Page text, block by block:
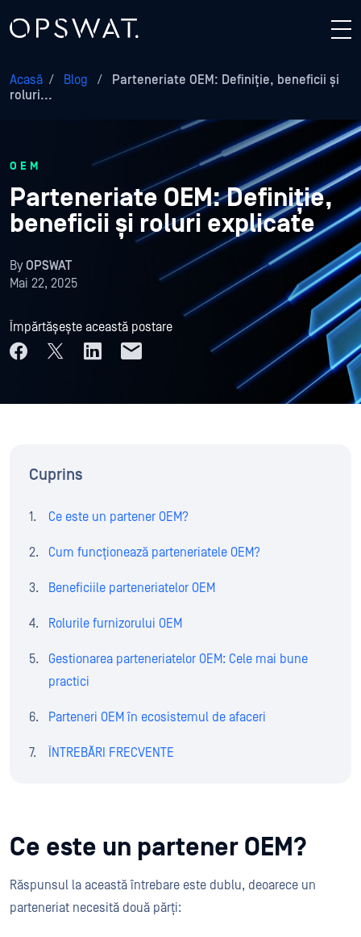
Acasă / Blog /
Parteneriate OEM: Definiție, beneficii și
roluri...
OEM
Parteneriate OEM: Definiție,
beneficii și roluri explicate
ByOPSWAT
Mai 22, 2025
Împărtășește această postare
Cuprins
Ce este un partener OEM?
Cum funcționează parteneriatele OEM?
Beneficiile parteneriatelor OEM
Rolurile furnizorului OEM
Gestionarea parteneriatelor OEM: Cele mai bune
practici
Parteneri OEM în ecosistemul de afaceri
ÎNTREBĂRI FRECVENTE
Ce este un partener OEM?
Răspunsul la această întrebare este dublu, deoarece un
parteneriat necesită două părți: